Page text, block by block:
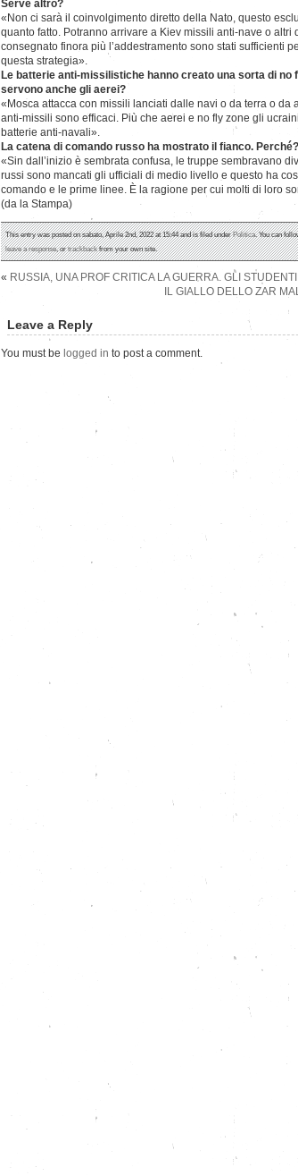
Serve altro?
«Non ci sarà il coinvolgimento diretto della Nato, questo
quanto fatto. Potranno arrivare a Kiev missili anti-nave o
consegnato finora più l’addestramento sono stati sufficienti
questa strategia».
Le batterie anti-missilistiche hanno creato una sorta di no
servono anche gli aerei?
«Mosca attacca con missili lanciati dalle navi o da terra o da
anti-missili sono efficaci. Più che aerei e no fly zone gli
batterie anti-navali».
La catena di comando russo ha mostrato il fianco. Perché?
«Sin dall’inizio è sembrata confusa, le truppe sembravano
russi sono mancati gli ufficiali di medio livello e questo ha
comando e le prime linee. È la ragione per cui molti di loro
(da la Stampa)
This entry was posted on sabato, Aprile 2nd, 2022 at 15:44 and is filed underPolitica. You can
leave a response, ortrackbackfrom your own site.
« RUSSIA, UNA PROF CRITICA LA GUERRA. GLI
IL GIALLO DELLO ZAR
Leave a Reply
You must be logged in to post a comment.